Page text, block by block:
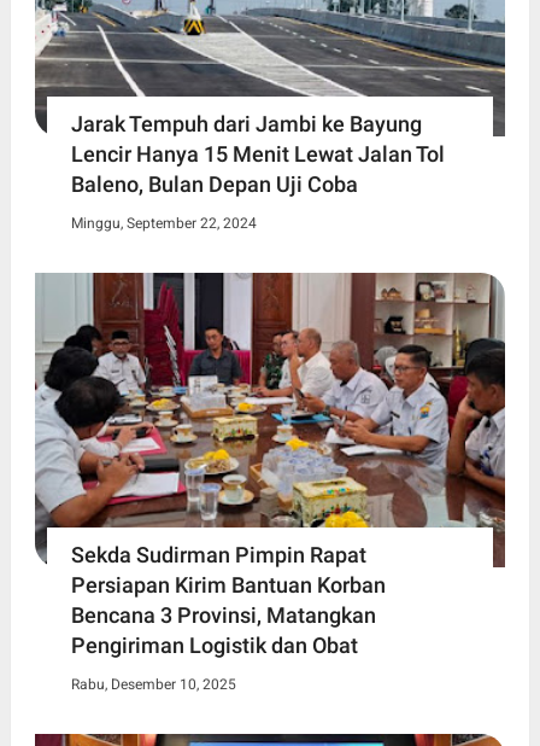
Jarak Tempuh dari Jambi ke Bayung
Lencir Hanya 15 Menit Lewat Jalan Tol
Baleno, Bulan Depan Uji Coba
Minggu, September 22, 2024
Sekda Sudirman Pimpin Rapat
Persiapan Kirim Bantuan Korban
Bencana 3 Provinsi, Matangkan
Pengiriman Logistik dan Obat
Rabu, Desember 10, 2025